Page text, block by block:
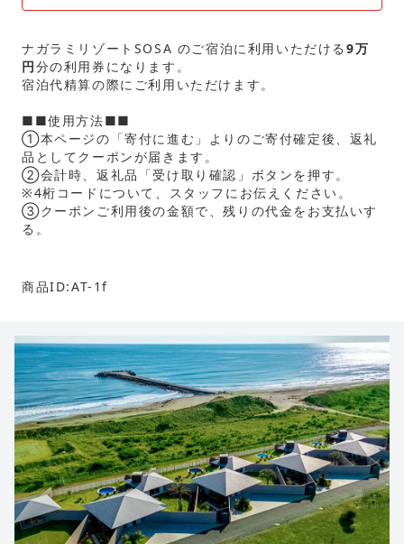
ナガラミリゾートSOSA のご宿泊に利用いただける 9万
円分の利用券になります。
宿泊代精算の際にご利用いただけます。
■■使用方法■■
①本ページの「寄付に進む」よりのご寄付確定後、返礼
品としてクーポンが届きます。
②会計時、返礼品「受け取り確認」ボタンを押す。
※4桁コードについて、スタッフにお伝えください。
③クーポンご利用後の金額で、残りの代金をお支払いす
る。
商品ID:AT-1f